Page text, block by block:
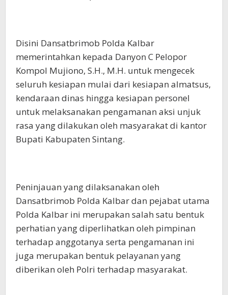
Disini Dansatbrimob Polda Kalbar
memerintahkan kepada Danyon C Pelopor
Kompol Mujiono, S.H., M.H. untuk mengecek
seluruh kesiapan mulai dari kesiapan almatsus,
kendaraan dinas hingga kesiapan personel
untuk melaksanakan pengamanan aksi unjuk
rasa yang dilakukan oleh masyarakat di kantor
Bupati Kabupaten Sintang.
Peninjauan yang dilaksanakan oleh
Dansatbrimob Polda Kalbar dan pejabat utama
Polda Kalbar ini merupakan salah satu bentuk
perhatian yang diperlihatkan oleh pimpinan
terhadap anggotanya serta pengamanan ini
juga merupakan bentuk pelayanan yang
diberikan oleh Polri terhadap masyarakat.